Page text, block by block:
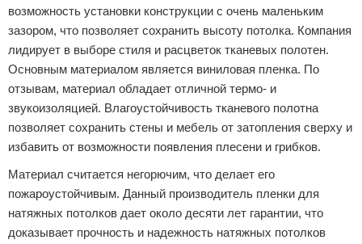
возможность установки конструкции с очень маленьким
зазором, что позволяет сохранить высоту потолка. Компания
лидирует в выборе стиля и расцветок тканевых полотен.
Основным материалом является виниловая пленка. По
отзывам, материал обладает отличной термо- и
звукоизоляцией. Влагоустойчивость тканевого полотна
позволяет сохранить стены и мебель от затопления сверху и
избавить от возможности появления плесени и грибков.
Материал считается негорючим, что делает его
пожароустойчивым. Данный производитель пленки для
натяжных потолков дает около десяти лет гарантии, что
доказывает прочность и надежность натяжных потолков